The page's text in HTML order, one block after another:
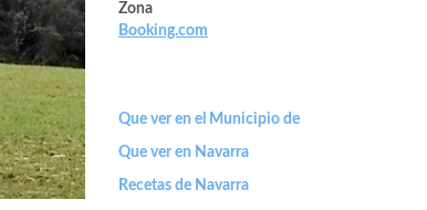
Zona
Booking.com
Que ver en el Municipio de
Que ver en Navarra
Recetas de Navarra